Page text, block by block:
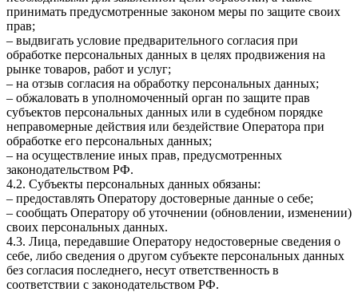
принимать предусмотренные законом меры по защите своих
прав;
– выдвигать условие предварительного согласия при
обработке персональных данных в целях продвижения на
рынке товаров, работ и услуг;
– на отзыв согласия на обработку персональных данных;
– обжаловать в уполномоченный орган по защите прав
субъектов персональных данных или в судебном порядке
неправомерные действия или бездействие Оператора при
обработке его персональных данных;
– на осуществление иных прав, предусмотренных
законодательством РФ.
4.2. Субъекты персональных данных обязаны:
– предоставлять Оператору достоверные данные о себе;
– сообщать Оператору об уточнении (обновлении, изменении)
своих персональных данных.
4.3. Лица, передавшие Оператору недостоверные сведения о
себе, либо сведения о другом субъекте персональных данных
без согласия последнего, несут ответственность в
соответствии с законодательством РФ.